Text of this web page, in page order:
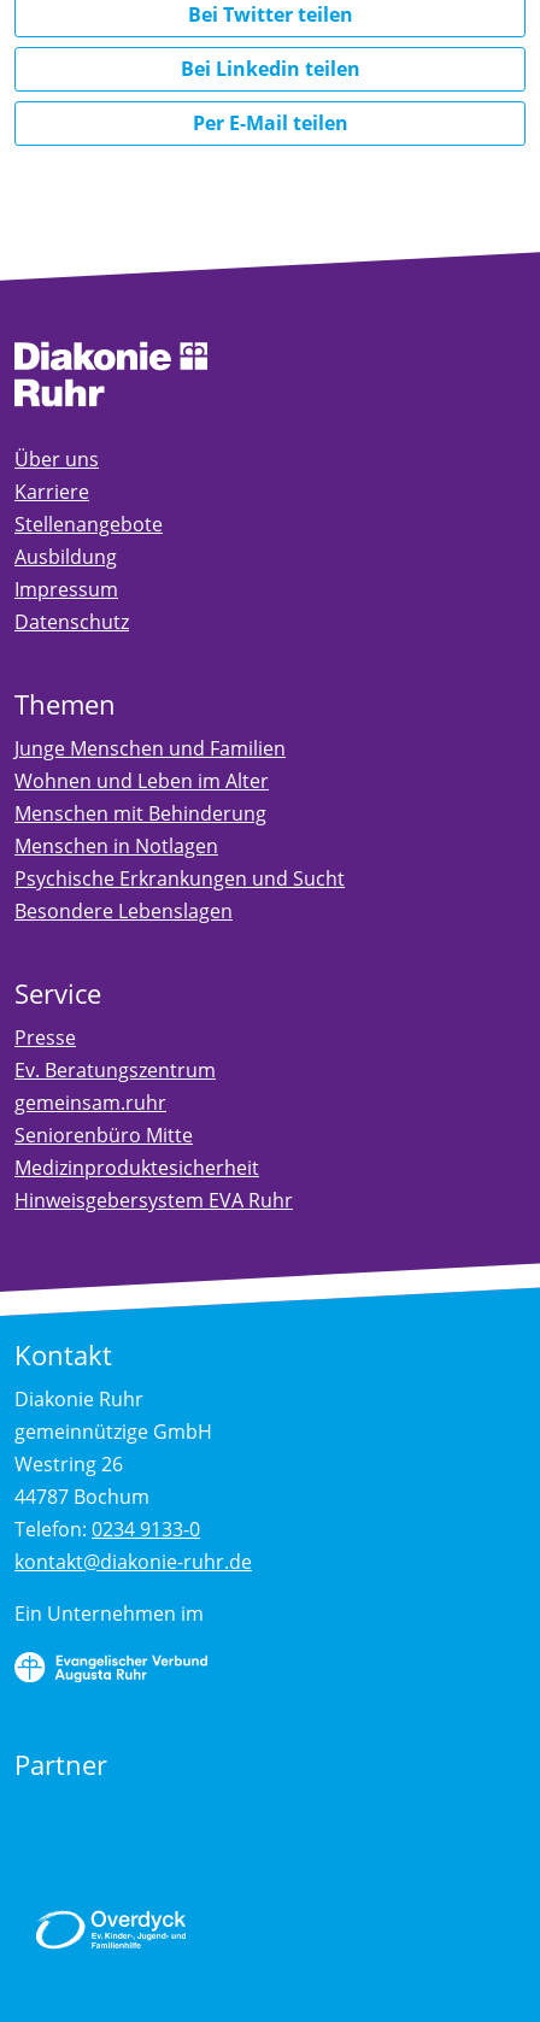
Bei Twitter teilen
Bei Linkedin teilen
Per E-Mail teilen
Über uns
Karriere
Stellenangebote
Ausbildung
Impressum
Datenschutz
Themen
Junge Menschen und Familien
Wohnen und Leben im Alter
Menschen mit Behinderung
Menschen in Notlagen
Psychische Erkrankungen und Sucht
Besondere Lebenslagen
Service
Presse
Ev. Beratungszentrum
gemeinsam.ruhr
Seniorenbüro Mitte
Medizinproduktesicherheit
Hinweisgebersystem EVA Ruhr
Kontakt
Diakonie Ruhr
gemeinnützige GmbH
Westring 26
44787 Bochum
Telefon: 0234 9133-0
kontakt@diakonie-ruhr.de
Ein Unternehmen im
Partner